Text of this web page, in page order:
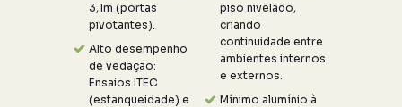
3,1m (portas
pivotantes).
Alto desempenho
de vedação:
Ensaios ITEC
(estanqueidade) e
piso nivelado,
criando
continuidade entre
ambientes internos
e externos.
Mínimo alumínio à